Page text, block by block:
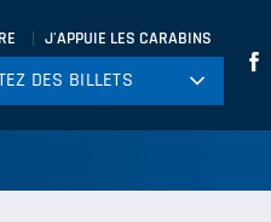
J'APPUIE LES CARABINS
DES BILLETS
DES BILLETS